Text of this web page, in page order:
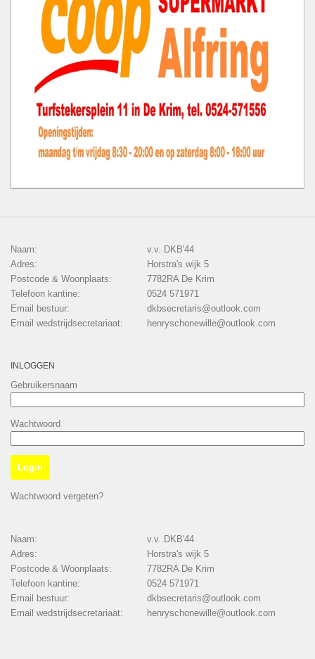
Naam:
v.v. DKB'44
Adres:
Horstra's wijk 5
Postcode & Woonplaats:
7782RA De Krim
Telefoon kantine:
0524 571971
Email bestuur:
dkbsecretaris@outlook.com
Email wedstrijdsecretariaat:
henryschonewille@outlook.com
INLOGGEN
Gebruikersnaam
Wachtwoord
Wachtwoord vergeten?
Naam:
v.v. DKB'44
Adres:
Horstra's wijk 5
Postcode & Woonplaats:
7782RA De Krim
Telefoon kantine:
0524 571971
Email bestuur:
dkbsecretaris@outlook.com
Email wedstrijdsecretariaat:
henryschonewille@outlook.com